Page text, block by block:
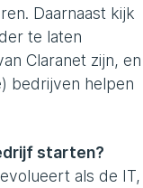
Daarnaast kijk
te laten
Claranet zijn, en
bedrijven helpen
starten?
als de IT,